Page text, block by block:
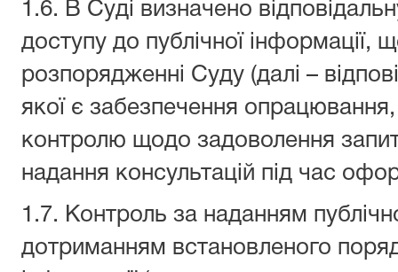
1.6. В Суді визначено
доступу до публічної інформації,
розпорядженні Суду (далі –
якої є забезпечення опрацювання,
контролю щодо задоволення
надання консультацій під час
1.7. Контроль за наданням
дотриманням встановленого